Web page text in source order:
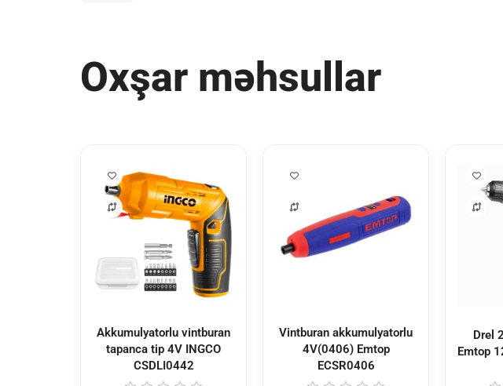
Oxşar məhsullar
Akkumulyatorlu vintburan
tapanca tip 4V INGCO
CSDLI0442
Vintburan akkumulyatorlu
4V(0406) Emtop
ECSR0406
Drel
Emtop